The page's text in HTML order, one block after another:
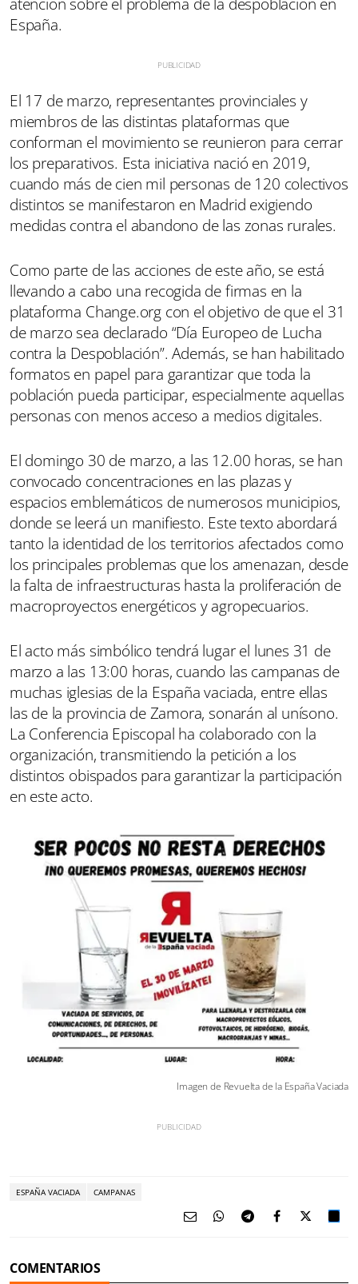
España.
El 17 de marzo, representantes provinciales y
miembros de las distintas plataformas que
conforman el movimiento se reunieron para cerrar
los preparativos. Esta iniciativa nació en 2019,
cuando más de cien mil personas de 120 colectivos
distintos se manifestaron en Madrid exigiendo
medidas contra el abandono de las zonas rurales.
Como parte de las acciones de este año, se está
llevando a cabo una recogida de firmas en la
plataforma Change.org con el objetivo de que el 31
de marzo sea declarado “Día Europeo de Lucha
contra la Despoblación”. Además, se han habilitado
formatos en papel para garantizar que toda la
población pueda participar, especialmente aquellas
personas con menos acceso a medios digitales.
El domingo 30 de marzo, a las 12.00 horas, se han
convocado concentraciones en las plazas y
espacios emblemáticos de numerosos municipios,
donde se leerá un manifiesto. Este texto abordará
tanto la identidad de los territorios afectados como
los principales problemas que los amenazan, desde
la falta de infraestructuras hasta la proliferación de
macroproyectos energéticos y agropecuarios.
El acto más simbólico tendrá lugar el lunes 31 de
marzo a las 13:00 horas, cuando las campanas de
muchas iglesias de la España vaciada, entre ellas
las de la provincia de Zamora, sonarán al unísono.
La Conferencia Episcopal ha colaborado con la
organización, transmitiendo la petición a los
distintos obispados para garantizar la participación
en este acto.
Imagen de Revuelta de la España Vaciada
ESPAÑA VACIADA CAMPANAS
COMENTARIOS